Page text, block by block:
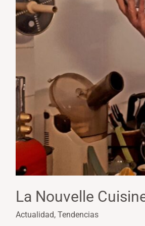
La Nouvelle
Actualidad, Tendencias
Ico